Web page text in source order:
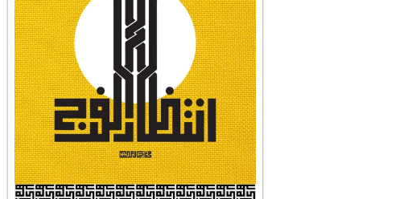
#نداء_الأنبياء
#شجرة_النبوة
#وأنا_على_دين_محم...
#بأمانة_موسى_بن_ج...
#إيران_حرم_فاطمة ...